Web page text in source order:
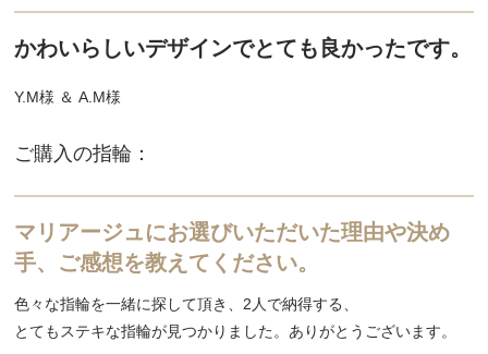
かわいらしいデザインでとても良かったです。
Y.M様 ＆ A.M様
ご購入の指輪：
マリアージュにお選びいただいた理由や決め
手、ご感想を教えてください。
色々な指輪を一緒に探して頂き、2人で納得する、
とてもステキな指輪が見つかりました。ありがとうございます。